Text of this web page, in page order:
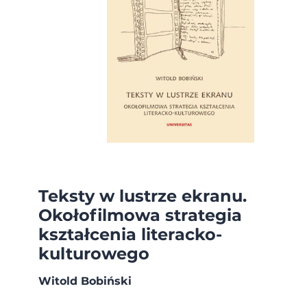
Teksty w lustrze ekranu.
Okołofilmowa strategia
kształcenia literacko-
kulturowego
Witold Bobiński